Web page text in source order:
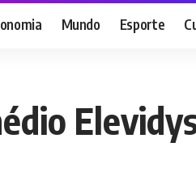
Mundo Esporte